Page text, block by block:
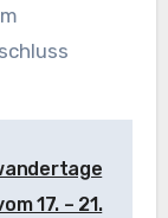
17. – 21.